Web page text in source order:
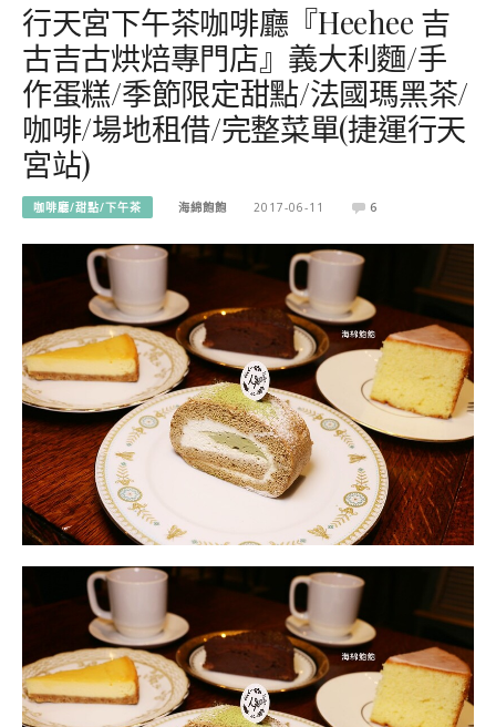
行天宮下午茶咖啡廳『Heehee 吉
古吉古烘焙專門店』義大利麵/手
作蛋糕/季節限定甜點/法國瑪黑茶/
咖啡/場地租借/完整菜單(捷運行天
宮站)
咖啡廳/甜點/下午茶 海綿飽飽 2017-06-11 6